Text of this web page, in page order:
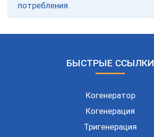
потребления.
БЫСТРЫЕ ССЫЛКИ
Когенератор
Когенерация
Тригенерация